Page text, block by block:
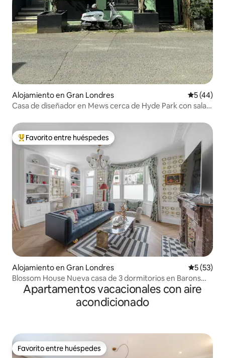
Alojamiento en Gran Londres
5 (44)
Casa de diseñador en Mews cerca de Hyde Park con sala
Favorito entre huéspedes preferido
Favorito entre huéspedes
Alojamiento en Gran Londres
5 (53)
Blossom House Nueva casa de 3 dormitorios en Barons
Court
Apartamentos vacacionales con aire
acondicionado
Favorito entre huéspedes
Favorito entre huéspedes